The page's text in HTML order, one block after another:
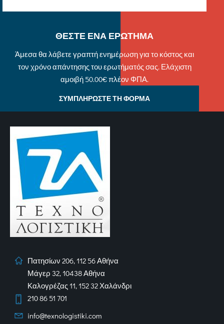
ΘΕΣΤΕ ΕΝΑ ΕΡΩΤΗΜΑ
Άμεσα θα λάβετε γραπτή ενημέρωση για το κόστος και
τον χρόνο απάντησης του ερωτήματός σας. Ελάχιστη
αμοιβή 50.00€ πλέον ΦΠΑ.
ΣΥΜΠΛΗΡΩΣΤΕ ΤΗ ΦΟΡΜΑ
Πατησίων 206, 112 56 Αθήνα
Μάγερ 32, 10438 Αθήνα
Καλογρέζας 11, 152 32 Χαλάνδρι
210 86 51 701
info@texnologistiki.com